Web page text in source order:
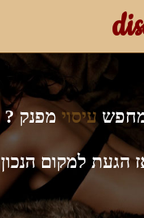
עיסוי מפנק ?
הגעת למקום הנכון